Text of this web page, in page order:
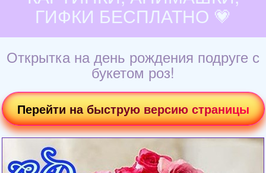
ГИФКИ БЕСПЛАТНО 💗
Открытка на день рождения подруге с
букетом роз!
Перейти на быструю версию страницы
Загрузка картинки...